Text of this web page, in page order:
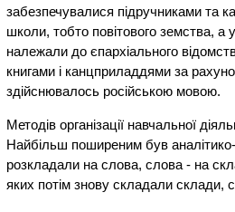
забезпечувалися підручниками та
школи, тобто повітового земства, а
належали до єпархіального
книгами і канцприладдями за
здійснювалось російською мовою.
Методів організації навчальної
Найбільш поширеним був
розкладали на слова, слова - на
яких потім знову складали склади,